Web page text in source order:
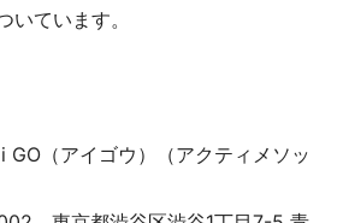
いています。
GO（アイゴウ）（アクティメソッ